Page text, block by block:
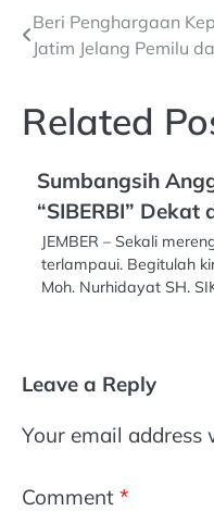
Post
navigation
Beri Penghargaan
Jatim Jelang Pemilu
Related
Sumbangsih
“SIBERBI”
JEMBER – Sekali
terlampaui. Begitulah
Moh. Nurhidayat SH.
Leave a Reply
Your email address
Comment *